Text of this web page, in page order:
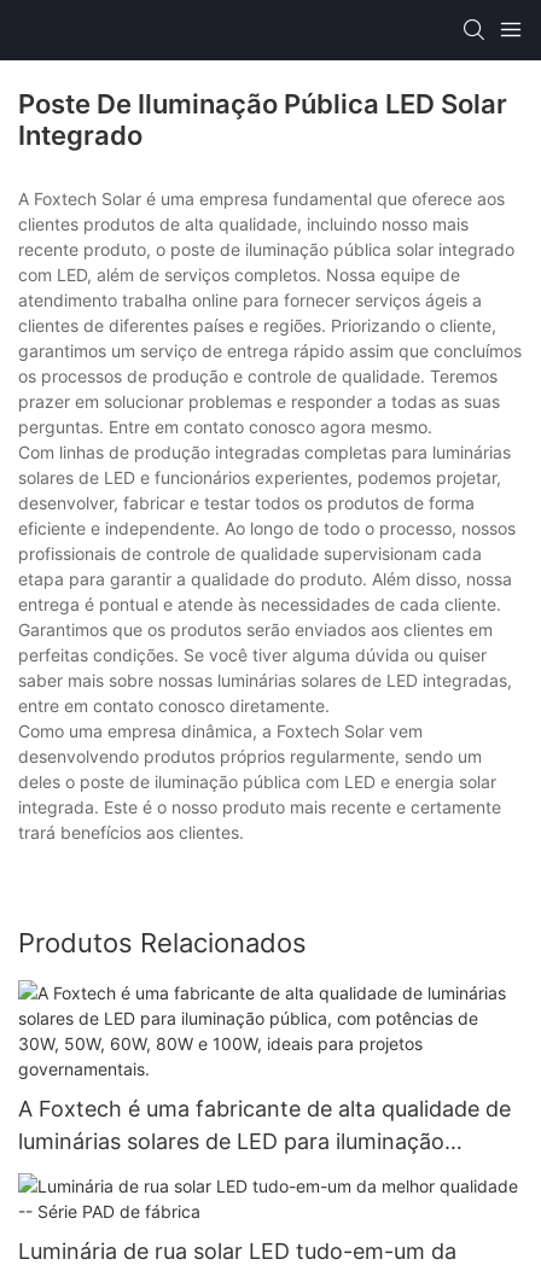
Poste De Iluminação Pública LED Solar
Integrado
A Foxtech Solar é uma empresa fundamental que oferece aos
clientes produtos de alta qualidade, incluindo nosso mais
recente produto, o poste de iluminação pública solar integrado
com LED, além de serviços completos. Nossa equipe de
atendimento trabalha online para fornecer serviços ágeis a
clientes de diferentes países e regiões. Priorizando o cliente,
garantimos um serviço de entrega rápido assim que concluímos
os processos de produção e controle de qualidade. Teremos
prazer em solucionar problemas e responder a todas as suas
perguntas. Entre em contato conosco agora mesmo.
Com linhas de produção integradas completas para luminárias
solares de LED e funcionários experientes, podemos projetar,
desenvolver, fabricar e testar todos os produtos de forma
eficiente e independente. Ao longo de todo o processo, nossos
profissionais de controle de qualidade supervisionam cada
etapa para garantir a qualidade do produto. Além disso, nossa
entrega é pontual e atende às necessidades de cada cliente.
Garantimos que os produtos serão enviados aos clientes em
perfeitas condições. Se você tiver alguma dúvida ou quiser
saber mais sobre nossas luminárias solares de LED integradas,
entre em contato conosco diretamente.
Como uma empresa dinâmica, a Foxtech Solar vem
desenvolvendo produtos próprios regularmente, sendo um
deles o poste de iluminação pública com LED e energia solar
integrada. Este é o nosso produto mais recente e certamente
trará benefícios aos clientes.
Produtos Relacionados
A Foxtech é uma fabricante de alta qualidade de
luminárias solares de LED para iluminação
pública, com potências de 30W, 50W, 60W, 80W
e 100W, ideais para projetos governamentais.
Luminária de rua solar LED tudo-em-um da